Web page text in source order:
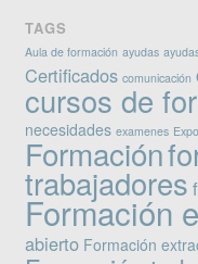
TAGS
Aula de formación ayudas
Certificados comunicación
cursos de
necesidades examenes
Formación
trabajadores
Formación
abierto Formación